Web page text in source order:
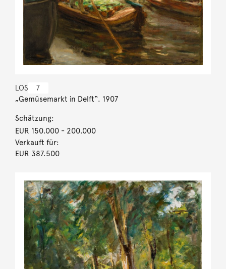
LOS 7
„Gemüsemarkt in Delft“. 1907
Schätzung:
EUR 150.000- 200.000
Verkauft für:
EUR 387.500